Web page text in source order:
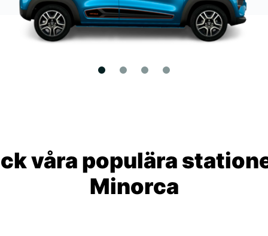
våra populära
Minorca